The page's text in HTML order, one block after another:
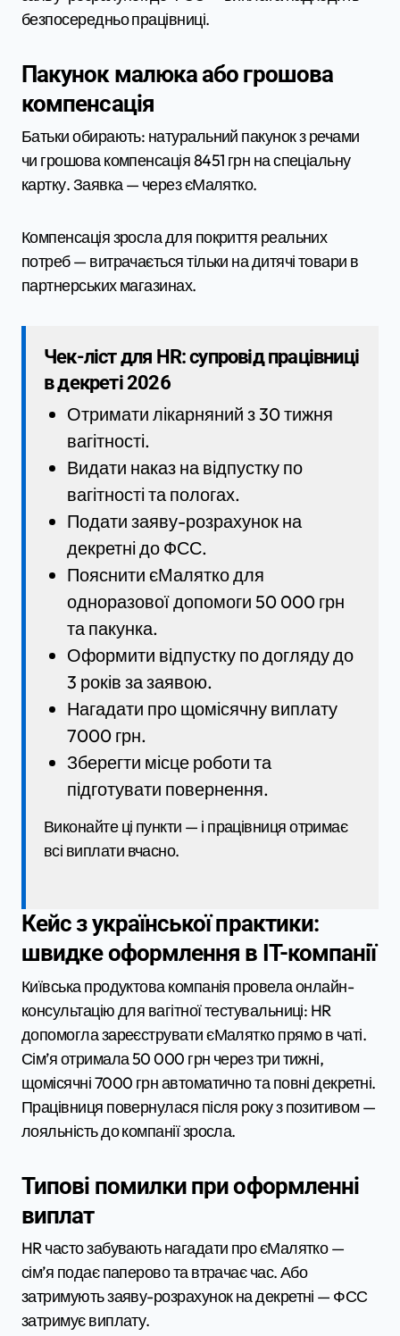
безпосередньо працівниці.
Пакунок малюка або грошова
компенсація
Батьки обирають: натуральний пакунок з речами
чи грошова компенсація 8451 грн на спеціальну
картку. Заявка — через єМалятко.
Компенсація зросла для покриття реальних
потреб — витрачається тільки на дитячі товари в
партнерських магазинах.
Чек-ліст для HR: супровід працівниці
в декреті 2026
Отримати лікарняний з 30 тижня
вагітності.
Видати наказ на відпустку по
вагітності та пологах.
Подати заяву-розрахунок на
декретні до ФСС.
Пояснити єМалятко для
одноразової допомоги 50 000 грн
та пакунка.
Оформити відпустку по догляду до
3 років за заявою.
Нагадати про щомісячну виплату
7000 грн.
Зберегти місце роботи та
підготувати повернення.
Виконайте ці пункти — і працівниця отримає
всі виплати вчасно.
Кейс з української практики:
швидке оформлення в IT-компанії
Київська продуктова компанія провела онлайн-
консультацію для вагітної тестувальниці: HR
допомогла зареєструвати єМалятко прямо в чаті.
Сім’я отримала 50 000 грн через три тижні,
щомісячні 7000 грн автоматично та повні декретні.
Працівниця повернулася після року з позитивом —
лояльність до компанії зросла.
Типові помилки при оформленні
виплат
HR часто забувають нагадати про єМалятко —
сім’я подає паперово та втрачає час. Або
затримують заяву-розрахунок на декретні — ФСС
затримує виплату.